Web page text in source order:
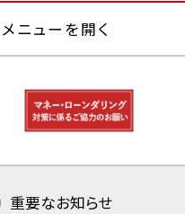
ニューを開く
重要なお知らせ